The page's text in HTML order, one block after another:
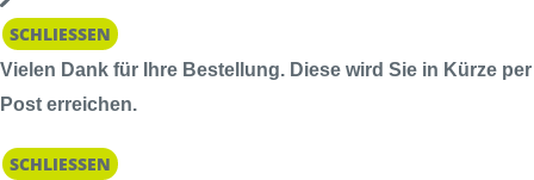
SCHLIESSEN
Vielen Dank für Ihre Bestellung. Diese wird Sie in Kürze per
Post erreichen.
SCHLIESSEN